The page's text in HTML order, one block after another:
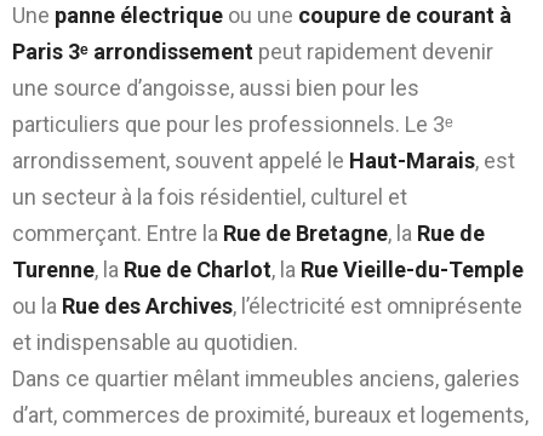
Une panne électrique ou une coupure de courant à
Paris 3ᵉ arrondissement peut rapidement devenir
une source d’angoisse, aussi bien pour les
particuliers que pour les professionnels. Le 3ᵉ
arrondissement, souvent appelé le Haut-Marais, est
un secteur à la fois résidentiel, culturel et
commerçant. Entre la Rue de Bretagne, la Rue de
Turenne, la Rue de Charlot, la Rue Vieille-du-Temple
ou la Rue des Archives, l’électricité est omniprésente
et indispensable au quotidien.
Dans ce quartier mêlant immeubles anciens, galeries
d’art, commerces de proximité, bureaux et logements,